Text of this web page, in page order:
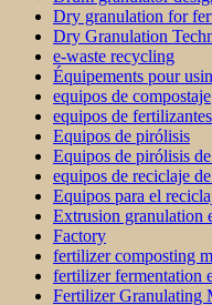
Dry granulation for
Dry Granulation
e-waste recycling
Équipements pour
equipos de compostaje
equipos de
Equipos de pirólisis
Equipos de pirólisis
equipos de reciclaje
Equipos para el
Extrusion granulation
Factory
fertilizer composting
fertilizer fermentation
Fertilizer Granulating